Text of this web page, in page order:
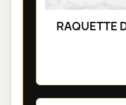
RAQUETTE